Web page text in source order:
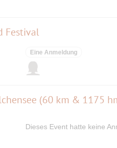
Festival
Eine Anmeldung
(60 km & 1175
Dieses Event hatte keine